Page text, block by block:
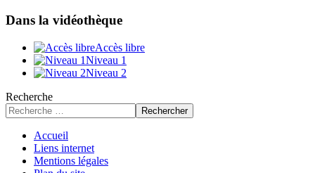
Dans la vidéothèque
Accès libre
Niveau 1
Niveau 2
Recherche
Rechercher
Accueil
Liens internet
Mentions légales